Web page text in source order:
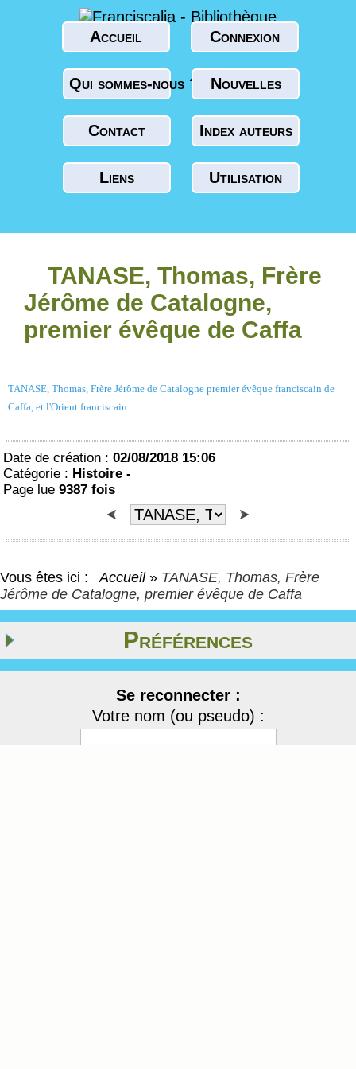
Accueil Connexion
Qui sommes-nous ? Nouvelles
Contact Index auteurs
Liens Utilisation
TANASE, Thomas, Frère
Jérôme de Catalogne,
premier évêque de Caffa
TANASE, Thomas, Frère Jérôme de Catalogne premier évêque franciscain de
Caffa, et l'Orient franciscain.
Date de création : 02/08/2018 15:06
Catégorie : Histoire -
Page lue 9387 fois
Vous êtes ici : Accueil » TANASE, Thomas, Frère
Jérôme de Catalogne, premier évêque de Caffa
Préférences
Se reconnecter :
Votre nom (ou pseudo) :